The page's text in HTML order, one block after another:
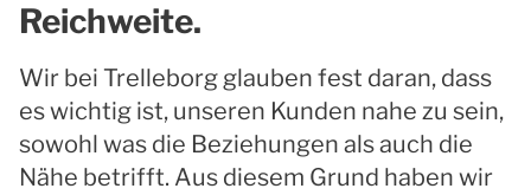
Reichweite.
Wir bei Trelleborg glauben fest daran, dass
es wichtig ist, unseren Kunden nahe zu sein,
sowohl was die Beziehungen als auch die
Nähe betrifft. Aus diesem Grund haben wir